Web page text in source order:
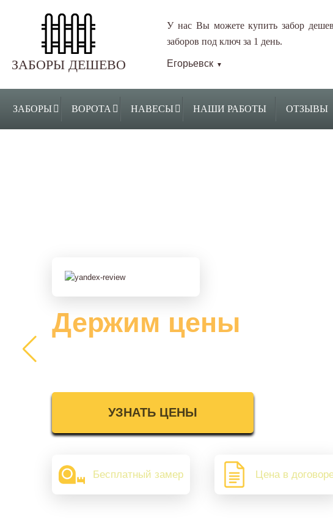
ЗАБОРЫ ДЕШЕВО
У нас Вы можете купить забор
заборов под ключ за 1 день.
Егорьевск ▼
ЗАБОРЫ ВОРОТА НАВЕСЫ НАШИ РАБОТЫ ОТЗЫВЫ
Держим цены
УЗНАТЬ ЦЕНЫ
Бесплатный замер Цена в